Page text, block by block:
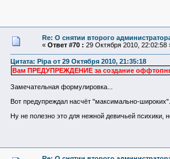
Re: О снятии второго
« Ответ #70 : 29 Октября 2010, 22:02:58
Цитата: Pipa от 29 Октября 2010, 21:35:18
Вам ПРЕДУПРЕЖДЕНИЕ за создание
Замечательная формулировка...
Вот предупреждал насчёт "максимально-
Ну не полезно это для нежной девичьей психики,